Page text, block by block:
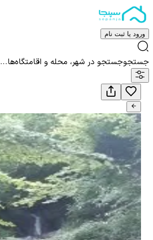
ورود یا ثبت نام
جستجوجستجو در شهر، محله و اقامتگاه‌ها...